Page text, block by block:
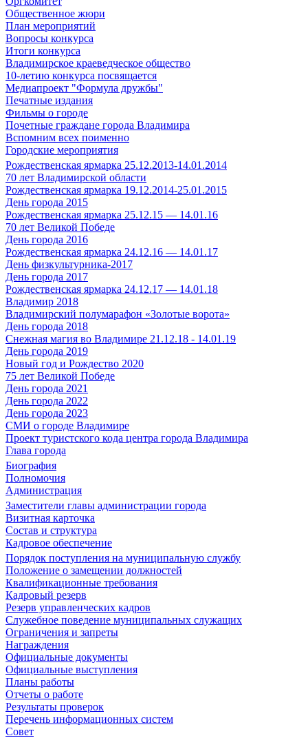
Общественное жюри
План мероприятий
Вопросы конкурса
Итоги конкурса
Владимирское краеведческое общество
10-летию конкурса посвящается
Медиапроект "Формула дружбы"
Печатные издания
Фильмы о городе
Почетные граждане города Владимира
Вспомним всех поименно
Городские мероприятия
Рождественская ярмарка 25.12.2013-14.01.2014
70 лет Владимирской области
Рождественская ярмарка 19.12.2014-25.01.2015
День города 2015
Рождественская ярмарка 25.12.15 — 14.01.16
70 лет Великой Победе
День города 2016
Рождественская ярмарка 24.12.16 — 14.01.17
День физкультурника-2017
День города 2017
Рождественская ярмарка 24.12.17 — 14.01.18
Владимир 2018
Владимирский полумарафон «Золотые ворота»
День города 2018
Снежная магия во Владимире 21.12.18 - 14.01.19
День города 2019
Новый год и Рождество 2020
75 лет Великой Победе
День города 2021
День города 2022
День города 2023
СМИ о городе Владимире
Проект туристского кода центра города Владимира
Глава города
Биография
Полномочия
Администрация
Заместители главы администрации города
Визитная карточка
Состав и структура
Кадровое обеспечение
Порядок поступления на муниципальную службу
Положение о замещении должностей
Квалификационные требования
Кадровый резерв
Резерв управленческих кадров
Служебное поведение муниципальных служащих
Ограничения и запреты
Награждения
Официальные документы
Официальные выступления
Планы работы
Отчеты о работе
Результаты проверок
Перечень информационных систем
Совет